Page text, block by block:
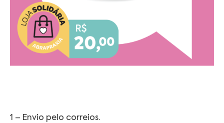
1 – Envio pelo correios.